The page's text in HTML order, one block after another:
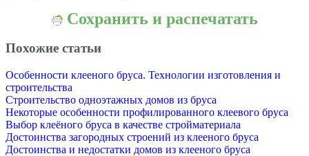
Сохранить и распечатать
Похожие статьи
Особенности клееного бруса. Технологии изготовления и
строительства
Строительство одноэтажных домов из бруса
Некоторые особенности профилированного клеевого бруса
Выбор клеёного бруса в качестве стройматериала
Достоинства загородных строений из клееного бруса
Достоинства и недостатки домов из клееного бруса